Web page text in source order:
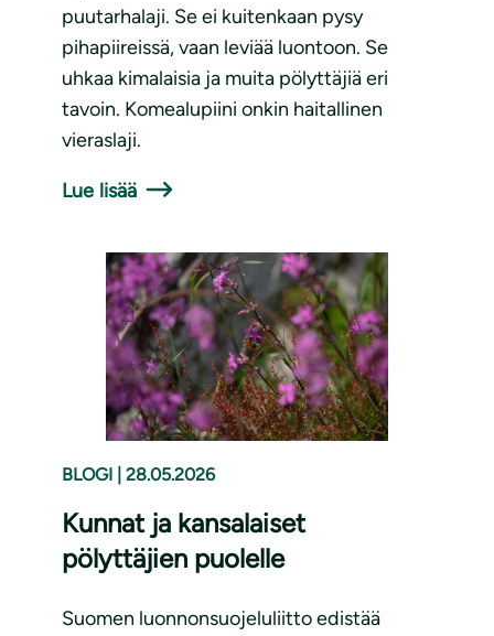
puutarhalaji. Se ei kuitenkaan pysy
pihapiireissä, vaan leviää luontoon. Se
uhkaa kimalaisia ja muita pölyttäjiä eri
tavoin. Komealupiini onkin haitallinen
vieraslaji.
Lue lisää
BLOGI 28.05.2026
Kunnat ja kansalaiset
pölyttäjien puolelle
Suomen luonnonsuojeluliitto edistää